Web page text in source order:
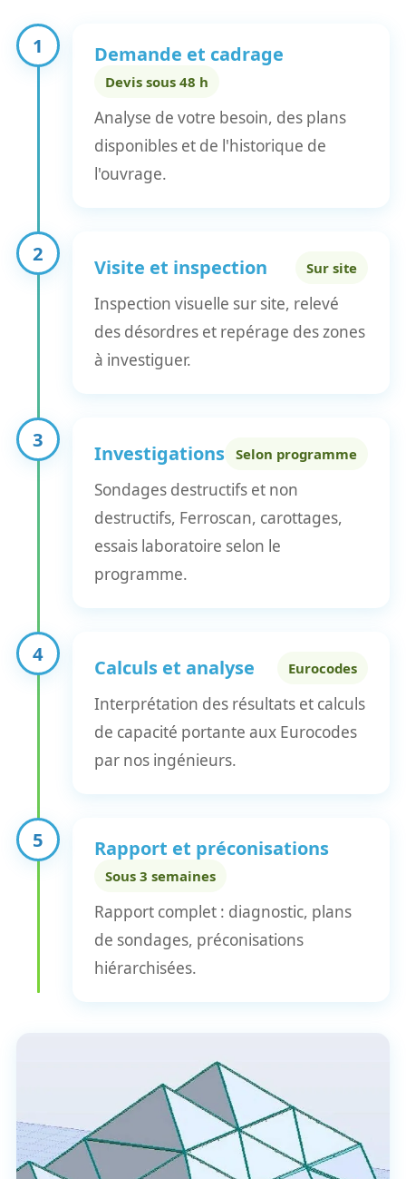
1 Demande et cadrage
Devis sous 48 h
Analyse de votre besoin, des plans
disponibles et de l'historique de
l'ouvrage.
2
Visite et inspection Sur site
Inspection visuelle sur site, relevé
des désordres et repérage des zones
à investiguer.
3
Investigations Selon programme
Sondages destructifs et non
destructifs, Ferroscan, carottages,
essais laboratoire selon le
programme.
4
Calculs et analyse Eurocodes
Interprétation des résultats et calculs
de capacité portante aux Eurocodes
par nos ingénieurs.
5 Rapport et préconisations
Sous 3 semaines
Rapport complet : diagnostic, plans
de sondages, préconisations
hiérarchisées.